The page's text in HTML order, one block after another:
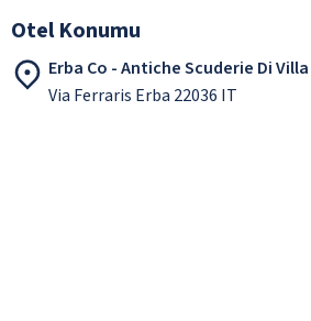
Otel Konumu
Erba Co - Antiche Scuderie Di
Via Ferraris Erba 22036 IT